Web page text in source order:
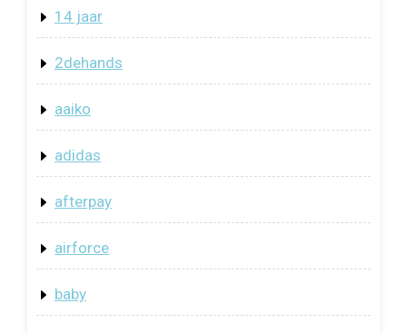
14 jaar
2dehands
aaiko
adidas
afterpay
airforce
baby